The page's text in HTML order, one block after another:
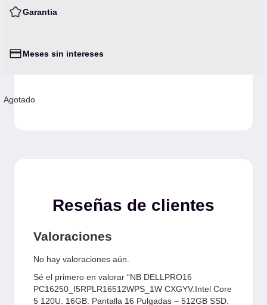
Garantia
Meses sin intereses
Agotado
Reseñas de clientes
Valoraciones
No hay valoraciones aún.
Sé el primero en valorar “NB DELLPRO16
PC16250_I5RPLR16512WPS_1W CXGYV.Intel Core
5 120U. 16GB. Pantalla 16 Pulgadas – 512GB SSD.